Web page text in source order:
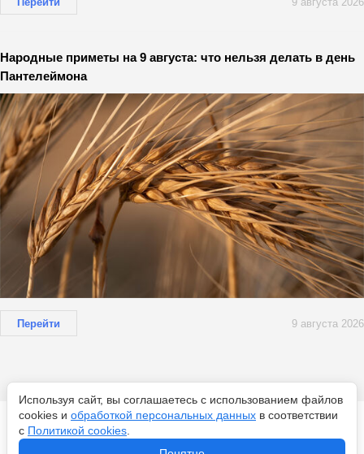
Новости по теме
Народные приметы на 9 августа: что нельзя делать в день
Пантелеймона
Перейти 9 августа 2026
Используя сайт, вы соглашаетесь с использованием файлов
cookies и обработкой персональных данных в соответствии
с Политикой cookies